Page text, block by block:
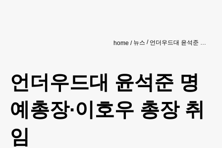
home 뉴스 언더우드대 윤석준 명예총장∙이호우 총장 취임
언더우드대 윤석준 명
예총장∙이호우 총장 취
임